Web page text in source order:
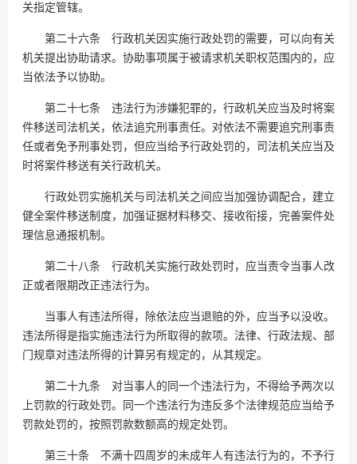
关指定管辖。
第二十六条 行政机关因实施行政处罚的需要，可以向有关
机关提出协助请求。协助事项属于被请求机关职权范围内的，应
当依法予以协助。
第二十七条 违法行为涉嫌犯罪的，行政机关应当及时将案
件移送司法机关，依法追究刑事责任。对依法不需要追究刑事责
任或者免予刑事处罚，但应当给予行政处罚的，司法机关应当及
时将案件移送有关行政机关。
行政处罚实施机关与司法机关之间应当加强协调配合，建立
健全案件移送制度，加强证据材料移交、接收衔接，完善案件处
理信息通报机制。
第二十八条 行政机关实施行政处罚时，应当责令当事人改
正或者限期改正违法行为。
当事人有违法所得，除依法应当退赔的外，应当予以没收。
违法所得是指实施违法行为所取得的款项。法律、行政法规、部
门规章对违法所得的计算另有规定的，从其规定。
第二十九条 对当事人的同一个违法行为，不得给予两次以
上罚款的行政处罚。同一个违法行为违反多个法律规范应当给予
罚款处罚的，按照罚款数额高的规定处罚。
第三十条 不满十四周岁的未成年人有违法行为的，不予行